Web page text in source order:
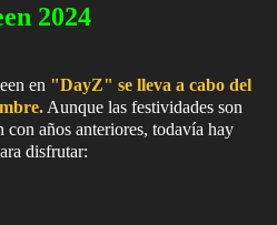
2024
en "DayZ" se lleva a cabo del
Aunque las festividades son
con años anteriores, todavía hay
disfrutar: